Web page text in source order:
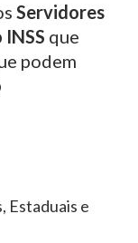
Servidores
que
podem
Estaduais e